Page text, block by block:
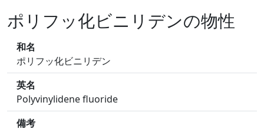
ポリフッ化ビニリデンの物性
和名
ポリフッ化ビニリデン
英名
Polyvinylidene fluoride
備考